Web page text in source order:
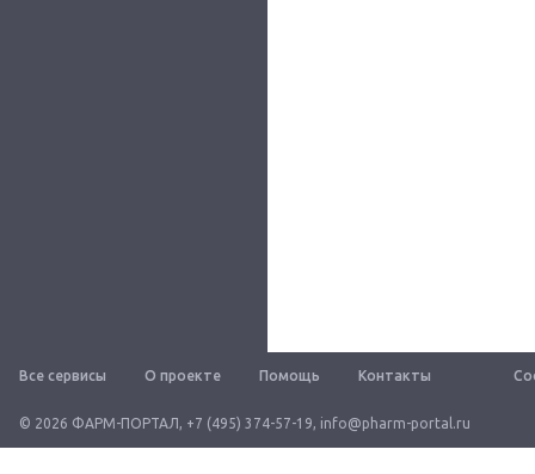
Все сервисы О проекте Помощь Контакты
© 2026 ФАРМ-ПОРТАЛ, +7 (495) 374-57-19, info@pharm-portal.ru